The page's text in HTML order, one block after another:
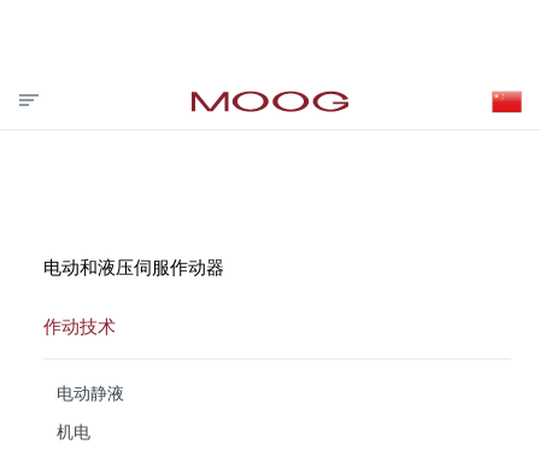
投资者关系 合作伙伴登录 VISIT MOOG.COM
MOOG.COM.CN
电动和液压伺服作动器
作动技术
电动静液
机电